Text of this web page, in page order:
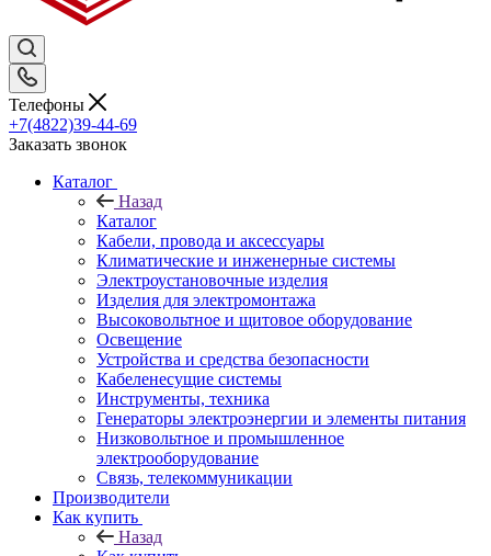
Телефоны
+7(4822)39-44-69
Заказать звонок
Каталог
Назад
Каталог
Кабели, провода и аксессуары
Климатические и инженерные системы
Электроустановочные изделия
Изделия для электромонтажа
Высоковольтное и щитовое оборудование
Освещение
Устройства и средства безопасности
Кабеленесущие системы
Инструменты, техника
Генераторы электроэнергии и элементы питания
Низковольтное и промышленное
электрооборудование
Связь, телекоммуникации
Производители
Как купить
Назад